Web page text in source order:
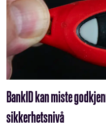
BankID kan miste
sikkerhetsnivå